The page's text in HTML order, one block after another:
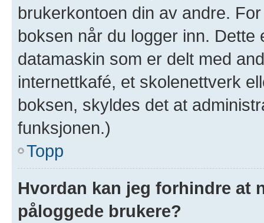
brukerkontoen din av andre.
boksen når du logger inn.
datamaskin som er delt med
internettkafé, et skolenettverk
boksen, skyldes det at
funksjonen.)
Topp
Hvordan kan jeg forhindre at
påloggede brukere?